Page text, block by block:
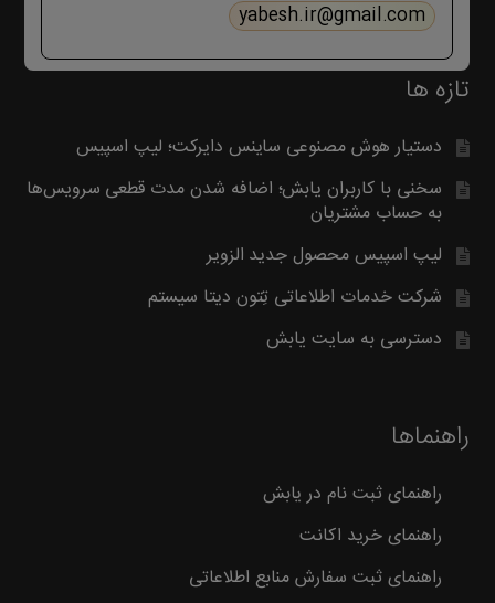
yabesh.ir@gmail.com
تازه ها
دستیار هوش مصنوعی ساینس دایرکت؛ لیپ اسپیس
سخنی با کاربران یابش؛ اضافه شدن مدت قطعی سرویس‌ها
به حساب مشتریان
لیپ اسپیس محصول جدید الزویر
شرکت خدمات اطلاعاتی تِتون دیتا سیستم
دسترسی به سایت یابش
راهنماها
راهنمای ثبت نام در یابش
راهنمای خرید اکانت
راهنمای ثبت سفارش منابع اطلاعاتی